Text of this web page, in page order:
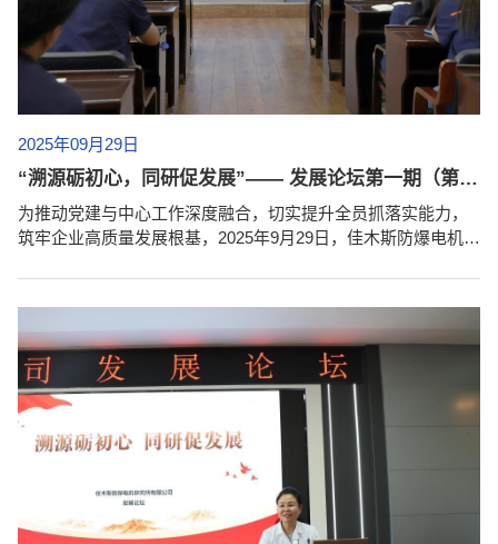
2025年09月29日
“溯源砺初心，同研促发展”—— 发展论坛第一期（第四讲）暨抓落实能力提升部署会成功举办
为推动党建与中心工作深度融合，切实提升全员抓落实能力，
筑牢企业高质量发展根基，2025年9月29日，佳木斯防爆电机研
升部署会。无锡分公司员工及出差人员通过网络形式参会。本
次专题党课由公司书记、执行董事、总经理王立名担任主讲。
党课紧扣党的 “全心全意为人民服务” 根本宗旨，明确企业践行
该宗旨，需在提升落实能力基础上做好本职工作，...